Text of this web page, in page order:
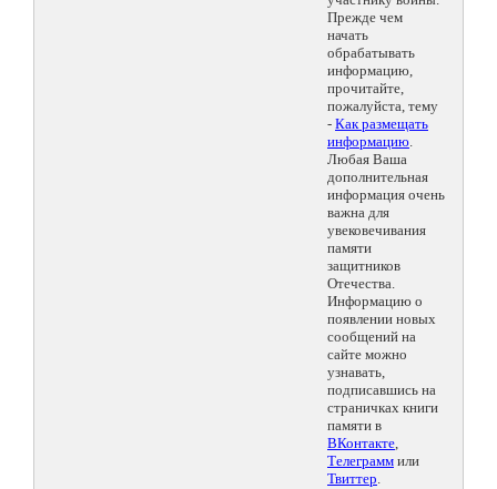
Прежде чем
начать
обрабатывать
информацию,
прочитайте,
пожалуйста, тему
- Как размещать
информацию.
Любая Ваша
дополнительная
информация очень
важна для
увековечивания
памяти
защитников
Отечества.
Информацию о
появлении новых
сообщений на
сайте можно
узнавать,
подписавшись на
страничках книги
памяти в
ВКонтакте,
Телеграмм или
Твиттер.